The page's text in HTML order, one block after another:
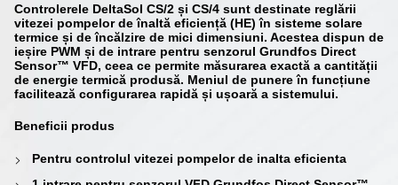
Controlerele DeltaSol CS/2 și CS/4 sunt destinate reglării
vitezei pompelor de înaltă eficiență (HE) în sisteme solare
termice și de încălzire de mici dimensiuni. Acestea dispun de
ieșire PWM și de intrare pentru senzorul Grundfos Direct
Sensor™ VFD, ceea ce permite măsurarea exactă a cantității
de energie termică produsă. Meniul de punere în funcțiune
facilitează configurarea rapidă și ușoară a sistemului.
Beneficii produs
Pentru controlul vitezei pompelor de inalta eficienta